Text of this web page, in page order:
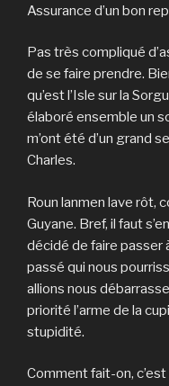
Assurance d’un bon
Pas très compliqué
de se faire prendre.
qu’est l’Isle sur la
élaboré ensemble un
m’ont été d’un grand
Charles.
Roun lanmen lave rôt,
Guyane. Bref, il faut
décidé de faire passer
passé qui nous
allions nous
priorité l’arme de la
stupidité.
Comment fait-on,